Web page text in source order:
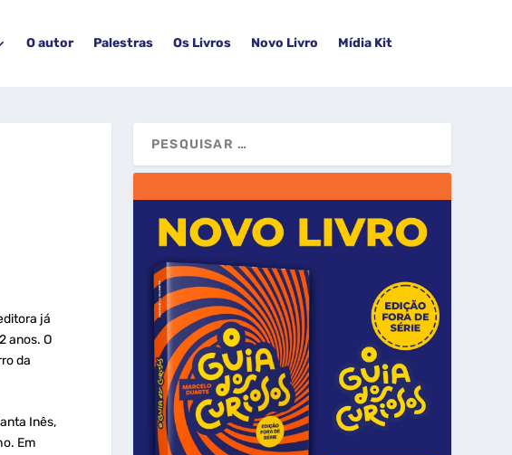
O autor Palestras Os Livros Novo Livro Mídia Kit
já
anos. O
da
Inês,
Em